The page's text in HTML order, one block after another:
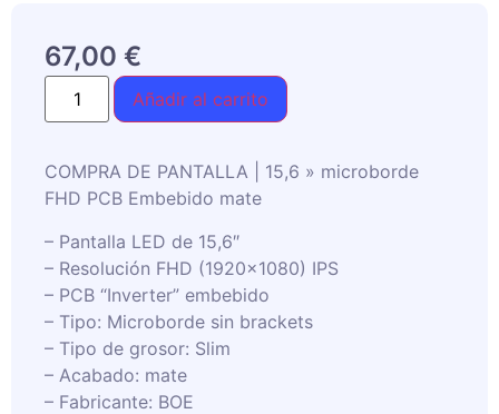
67,00 €
Añadir al carrito
COMPRA DE PANTALLA | 15,6 » microborde
FHD PCB Embebido mate
– Pantalla LED de 15,6″
– Resolución FHD (1920×1080) IPS
– PCB “Inverter” embebido
– Tipo: Microborde sin brackets
– Tipo de grosor: Slim
– Acabado: mate
– Fabricante: BOE